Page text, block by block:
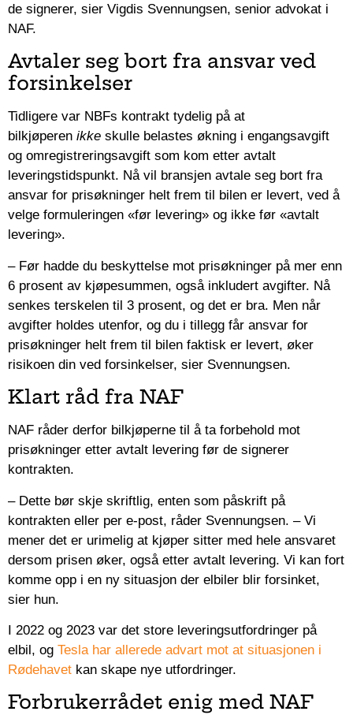
de signerer, sier Vigdis Svennungsen, senior advokat i
NAF.
Avtaler seg bort fra ansvar ved
forsinkelser
Tidligere var NBFs kontrakt tydelig på at
bilkjøperen ikke skulle belastes økning i engangsavgift
og omregistreringsavgift som kom etter avtalt
leveringstidspunkt. Nå vil bransjen avtale seg bort fra
ansvar for prisøkninger helt frem til bilen er levert, ved å
velge formuleringen «før levering» og ikke før «avtalt
levering».
– Før hadde du beskyttelse mot prisøkninger på mer enn
6 prosent av kjøpesummen, også inkludert avgifter. Nå
senkes terskelen til 3 prosent, og det er bra. Men når
avgifter holdes utenfor, og du i tillegg får ansvar for
prisøkninger helt frem til bilen faktisk er levert, øker
risikoen din ved forsinkelser, sier Svennungsen.
Klart råd fra NAF
NAF råder derfor bilkjøperne til å ta forbehold mot
prisøkninger etter avtalt levering før de signerer
kontrakten.
– Dette bør skje skriftlig, enten som påskrift på
kontrakten eller per e-post, råder Svennungsen. – Vi
mener det er urimelig at kjøper sitter med hele ansvaret
dersom prisen øker, også etter avtalt levering. Vi kan fort
komme opp i en ny situasjon der elbiler blir forsinket,
sier hun.
I 2022 og 2023 var det store leveringsutfordringer på
elbil, og Tesla har allerede advart mot at situasjonen i
Rødehavet kan skape nye utfordringer.
Forbrukerrådet enig med NAF